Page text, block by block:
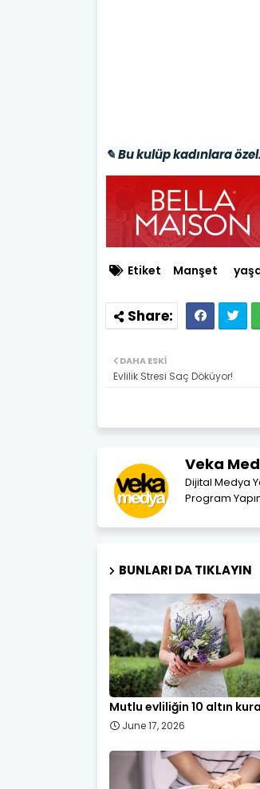
✎ Bu kulüp kadınlara
Etiket Manşet
DAHA ESKI
Evlilik Stresi Saç Döküyor!
Veka
Dijital Medya
Program
BUNLARI DA TIKLAYIN
Mutlu evliliğin 10 altın
June 17, 2026